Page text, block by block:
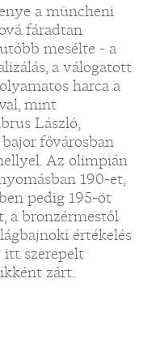
a müncheni
fáradtan
mesélte - a
a válogatott
harca a
mint
László,
fővárosban
Az olimpián
190-et,
pedig 195-öt
a bronzérmestől
értékelés
itt szerepelt
zárt.